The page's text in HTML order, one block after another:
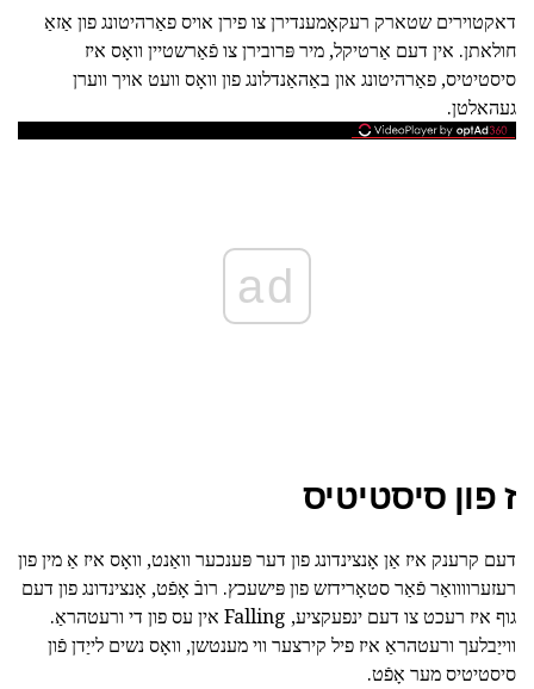
דאקטוירים שטארק רעקאָמענדירן צו פירן אויס פאַרהיטונג פון אַזאַ
חולאתן. אין דעם אַרטיקל, מיר פּרובירן צו פֿאַרשטיין וואָס איז
סיסטיטיס, פאַרהיטונג און באַהאַנדלונג פון וואָס וועט אויך ווערן
געהאלטן.
ad
ז פון סיסטיטיס
דעם קרענק איז אַן אָנצינדונג פון דער פּענכער וואַנט, וואָס איז אַ מין פון
רעזערוווואַר פֿאַר סטאָרידזש פון פּישעכץ. רובֿ אָפֿט, אָנצינדונג פון דעם
גוף איז רעכט צו דעם ינפעקציע, Falling אין עס פון די ורעטהראַ.
ווייַבלעך ורעטהראַ איז פיל קירצער ווי מענטשן, וואָס נשים לייַדן פֿון
סיסטיטיס מער אָפֿט.